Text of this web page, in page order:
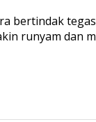
bertindak
runyam dan